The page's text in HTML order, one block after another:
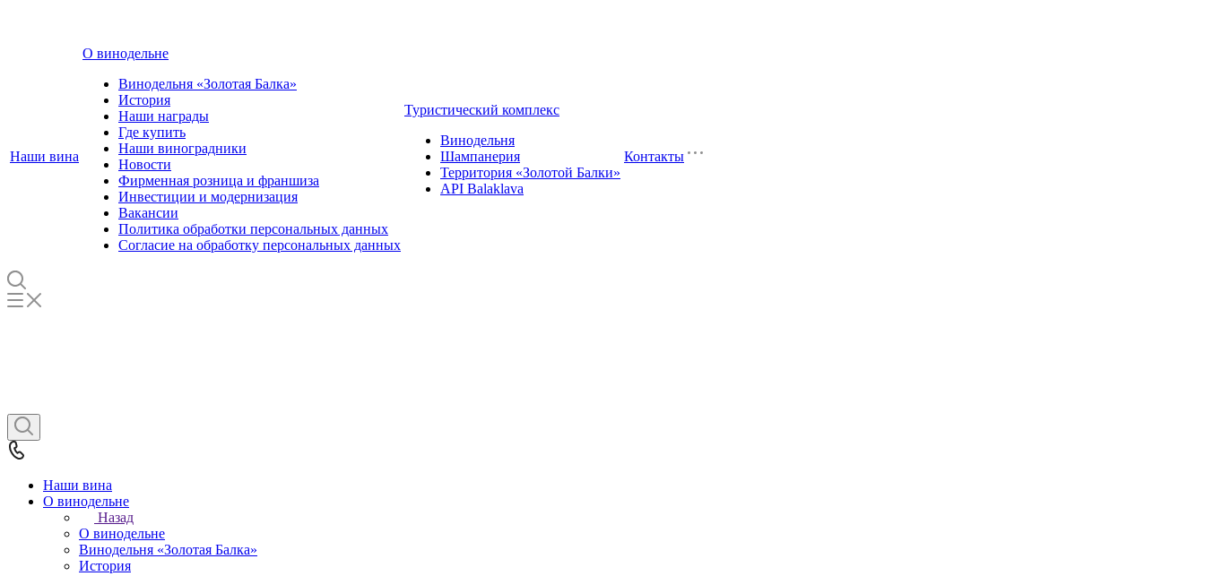
Наши вина
О винодельне
Винодельня «Золотая Балка»
История
Наши награды
Где купить
Наши виноградники
Новости
Фирменная розница и франшиза
Инвестиции и модернизация
Вакансии
Политика обработки персональных данных
Согласие на обработку персональных данных
Туристический комплекс
Винодельня
Шампанерия
Территория «Золотой Балки»
API Balaklava
Контакты
Наши вина
О винодельне
Назад
О винодельне
Винодельня «Золотая Балка»
История